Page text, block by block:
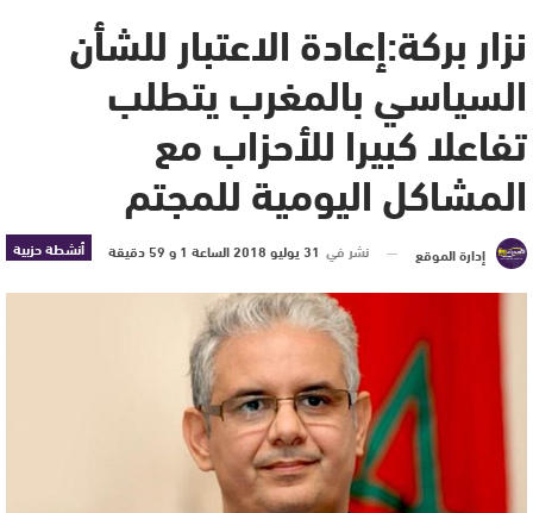
نزار بركة:إعادة الاعتبار للشأن
السياسي بالمغرب يتطلب
تفاعلا كبيرا للأحزاب مع
المشاكل اليومية للمجتم
أنشطة حزبية إدارة الموقع نشر في 31 يوليو 2018 الساعة 1 و 59 دقيقة